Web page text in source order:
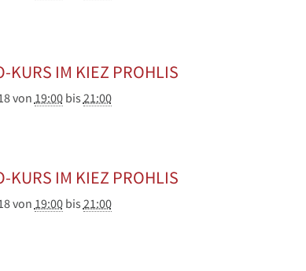
KURS IM KIEZ PROHLIS
von 19:00bis 21:00
KURS IM KIEZ PROHLIS
von 19:00bis 21:00